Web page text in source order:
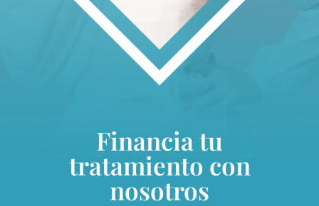
Financia tu
tratamiento con
nosotros